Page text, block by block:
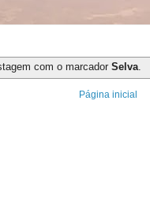
com o marcadorSelva
Página inicial